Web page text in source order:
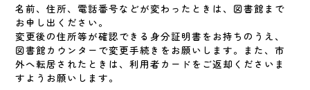
名前、住所、電話番号などが変わったときは、図書館まで
お申し出ください。
変更後の住所等が確認できる身分証明書をお持ちのうえ、
図書館カウンターで変更手続きをお願いします。また、市
外へ転居されたときは、利用者カードをご返却くださいま
すようお願いします。